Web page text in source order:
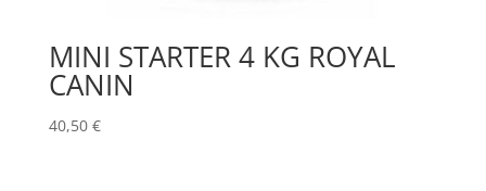
MINI STARTER 4 KG ROYAL
CANIN
40,50 €